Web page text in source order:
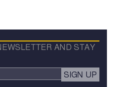
AND STAY